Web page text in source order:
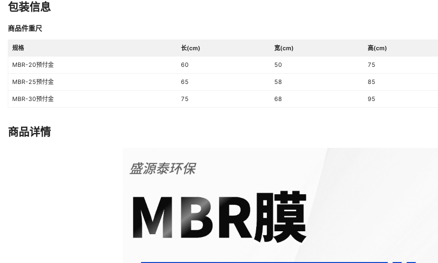
包装信息
商品件重尺
规格 长(cm) 宽(cm) 高(cm)
MBR-20预付金 60 50 75
MBR-25预付金 65 58 85
MBR-30预付金 75 68 95
商品详情